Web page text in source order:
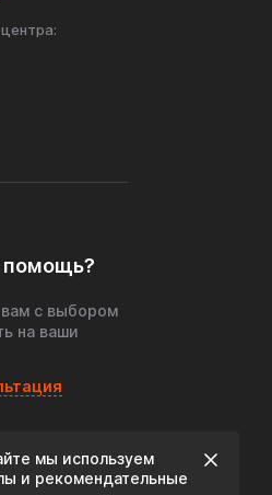
помощь?
с выбором
на ваши
мы используем
и рекомендательные